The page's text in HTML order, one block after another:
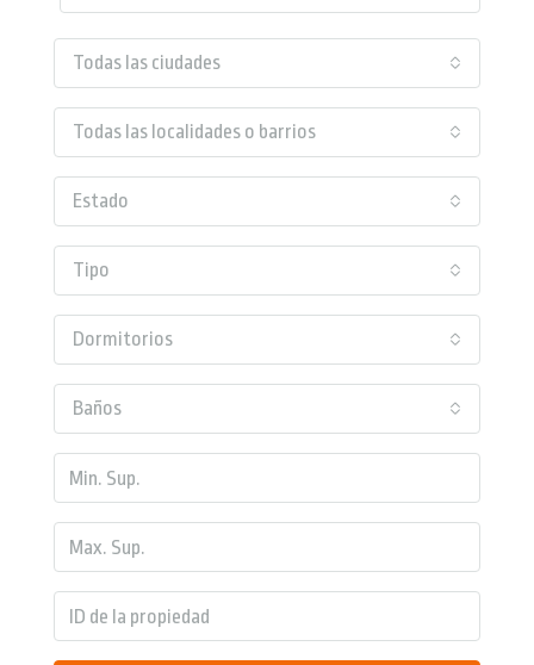
Todas las ciudades
Todas las localidades o barrios
Estado
Tipo
Dormitorios
Baños